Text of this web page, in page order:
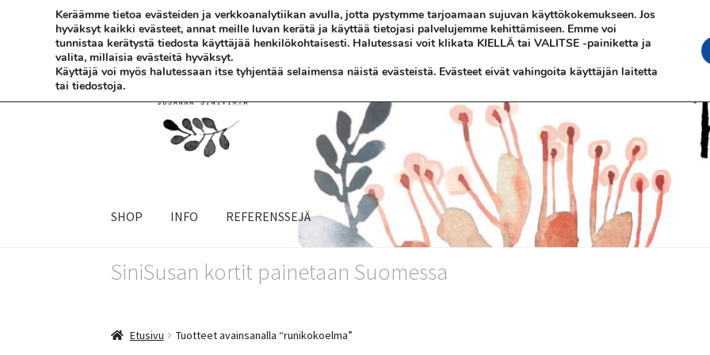
Siirry
navigointiin
Siirry
sisältöön
SHOP INFO REFERENSSEJÄ
SiniSusan kortit painetaan Suomessa
Etusivu Tuotteet avainsanalla “runikokoelma”
Keräämme tietoa evästeiden ja verkkoanalytiikan avulla, jotta pystymme tarjoamaan sujuvan käyttökokemukseen. Jos
hyväksyt kaikki evästeet, annat meille luvan kerätä ja käyttää tietojasi palvelujemme kehittämiseen. Emme voi
tunnistaa kerätystä tiedosta käyttäjää henkilökohtaisesti. Halutessasi voit klikata KIELLÄ tai VALITSE -painiketta ja
valita, millaisia evästeitä hyväksyt.
Käyttäjä voi myös halutessaan itse tyhjentää selaimensa näistä evästeistä. Evästeet eivät vahingoita käyttäjän laitetta
tai tiedostoja.